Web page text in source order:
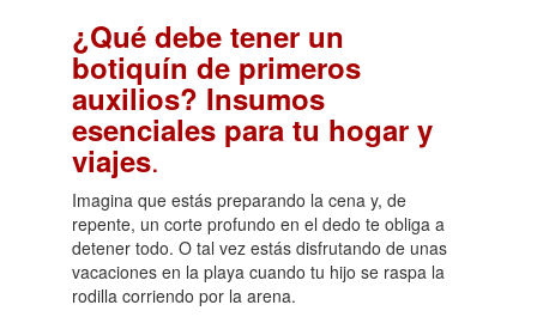
¿Qué debe tener un
botiquín de primeros
auxilios? Insumos
esenciales para tu hogar y
viajes.
Imagina que estás preparando la cena y, de
repente, un corte profundo en el dedo te obliga a
detener todo. O tal vez estás disfrutando de unas
vacaciones en la playa cuando tu hijo se raspa la
rodilla corriendo por la arena.